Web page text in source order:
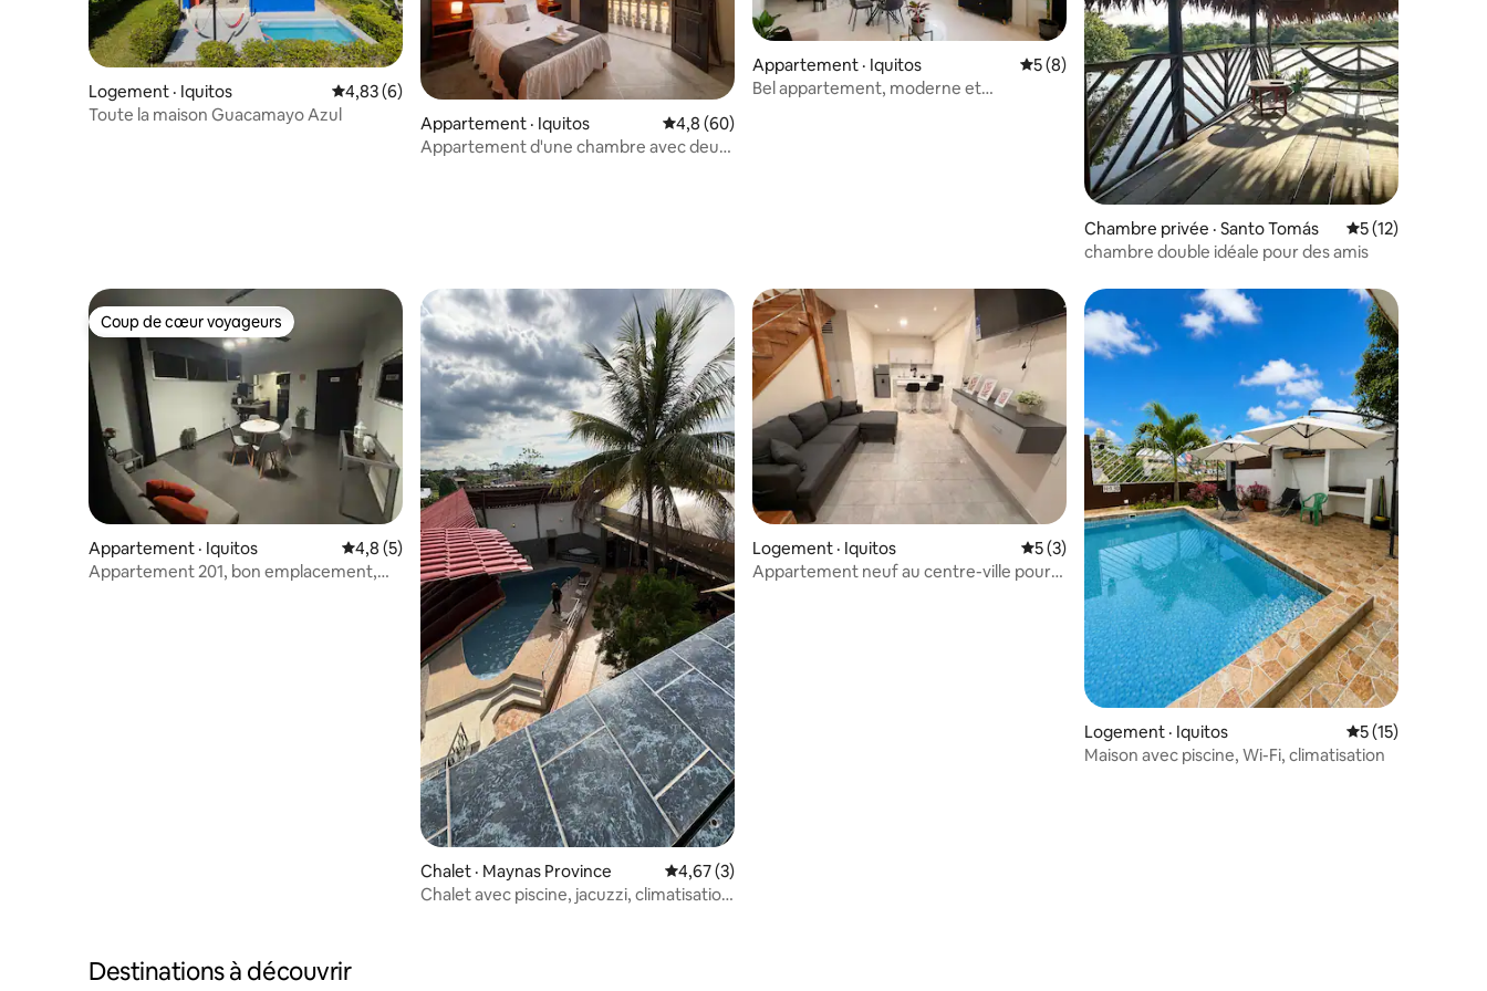
Logement · Iquitos Note moyenne de 4,83 sur 5, 6 commentaires
4,83 (6)
Toute la maison Guacamayo Azul
Appartement · Iquitos Note moyenne de 4,8 sur 5, 60 commentaires
4,8 (60)
Appartement d'une chambre avec deux
Appartement · Iquitos Note moyenne de 5 sur 5, 8 commentaires
5 (8)
Bel appartement, moderne et
Chambre privée · Santo Tomás Note moyenne
5 (12)
chambre double idéale pour des amis
Coup de cœur voyageurs
Coup de cœur voyageurs
Appartement · Iquitos Note moyenne de 4,8 sur 5, 5 commentaires
4,8 (5)
Appartement 201, bon emplacement,
Chalet · Maynas Province Note moyenne de 4,67 sur 5, 3 commentaires
4,67 (3)
Chalet avec piscine, jacuzzi, climatisation
Logement · Iquitos Note moyenne de 5 sur 5, 3 commentaires
5 (3)
Appartement neuf au centre-ville pour
Logement · Iquitos Note moyenne
5 (15)
Maison avec piscine, Wi-Fi, climatisation
Destinations à découvrir